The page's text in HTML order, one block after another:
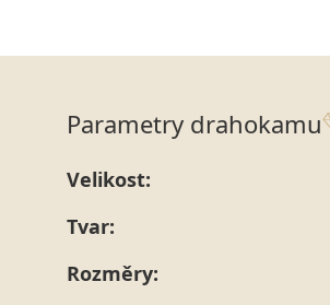
Parametry drahokamu
Velikost:
Tvar:
Rozměry: